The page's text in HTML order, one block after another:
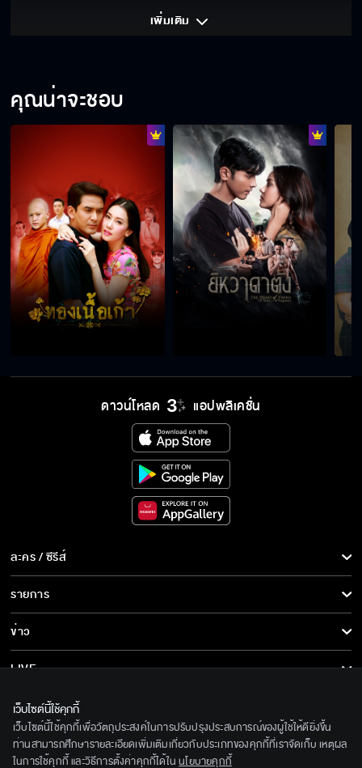
เพิ่มเติม
คุณน่าจะชอบ
ดาวน์โหลด แอปพลิเคชั่น
ละคร / ซีรีส์
ละคร/ซีรีส์
ซีรีส์นานาชาติ
การ์ตูน & เกม
รายการ
รายการทั้งหมด
ข่าว
ข่าวทั้งหมด
ข่าวประชาสัมพันธ์
LIVE
เกี่ยวกับเรา
BEC World
รู้จักเรา
ติดตามเราได้ที่
เว็บไซต์นี้ใช้คุกกี้
เว็บไซต์นี้ใช้คุกกี้เพื่อวัตถุประสงค์ในการปรับปรุงประสบการณ์ของผู้ใช้ให้ดียิ่งขึ้น
ท่านสามารถศึกษารายละเอียดเพิ่มเติมเกี่ยวกับประเภทของคุกกี้ที่เราจัดเก็บ เหตุผล
ในการใช้คุกกี้ และวิธีการตั้งค่าคุกกี้ได้ใน นโยบายคุกกี้